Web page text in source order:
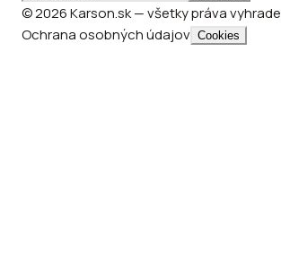
© 2026 Karson.sk — všetky práva
Ochrana osobných údajov Cookies